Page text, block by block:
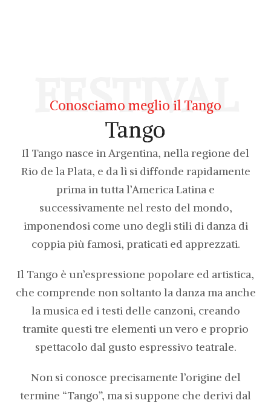
FESTIVAL
Conosciamo meglio il Tango
Tango
Il Tango nasce in Argentina, nella regione del
Rio de la Plata, e da lì si diffonde rapidamente
prima in tutta l’America Latina e
successivamente nel resto del mondo,
imponendosi come uno degli stili di danza di
coppia più famosi, praticati ed apprezzati.
Il Tango è un’espressione popolare ed artistica,
che comprende non soltanto la danza ma anche
la musica ed i testi delle canzoni, creando
tramite questi tre elementi un vero e proprio
spettacolo dal gusto espressivo teatrale.
Non si conosce precisamente l’origine del
termine “Tango”, ma si suppone che derivi dal